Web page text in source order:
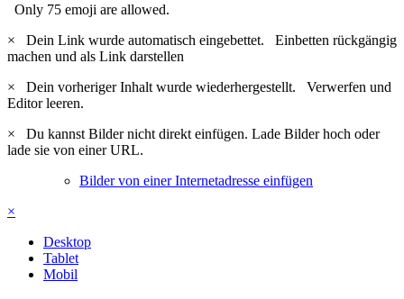
Only 75 emoji are allowed.
×
Dein Link wurde automatisch eingebettet. Einbetten rückgängig
machen und als Link darstellen
×
Dein vorheriger Inhalt wurde wiederhergestellt. Verwerfen und
Editor leeren.
×
Du kannst Bilder nicht direkt einfügen. Lade Bilder hoch oder
lade sie von einer URL.
Bilder von einer Internetadresse einfügen
×
Desktop
Tablet
Mobil